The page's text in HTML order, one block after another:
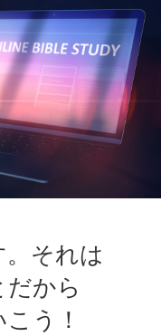
それは
から
う！